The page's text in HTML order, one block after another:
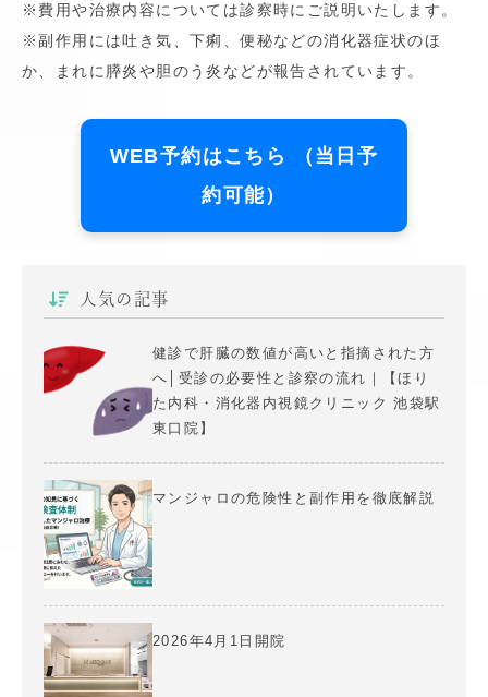
※費用や治療内容については診察時にご説明いたします。
※副作用には吐き気、下痢、便秘などの消化器症状のほ
か、まれに膵炎や胆のう炎などが報告されています。
WEB予約はこちら （当日予
約可能）
人気の記事
健診で肝臓の数値が高いと指摘された方
へ│受診の必要性と診察の流れ｜【ほり
た内科・消化器内視鏡クリニック 池袋駅
東口院】
マンジャロの危険性と副作用を徹底解説
2026年4月1日開院